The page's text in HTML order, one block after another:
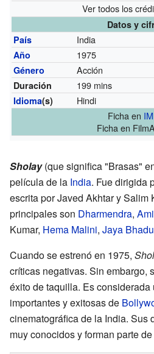
Ver todos los
Datos y
País
India
Año 1975
Género Acción
Duración 199 mins
Idioma(s)
Hindi
Ficha en
Ficha en
Sholay(que significa "Brasas"
película de la India. Fue dirigida
escrita por Javed Akhtar y Salim
principales son Dharmendra,
Kumar, Hema Malini, Jaya
Cuando se estrenó en 1975,
críticas negativas. Sin embargo,
éxito de taquilla. Es
importantes y exitosas de
cinematográfica de la India. Sus
muy conocidos y forman parte